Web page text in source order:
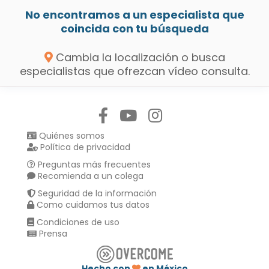
No encontramos a un especialista que
coincida con tu búsqueda
Cambia la localización o busca
especialistas que ofrezcan vídeo consulta.
Quiénes somos
Política de privacidad
Preguntas más frecuentes
Recomienda a un colega
Seguridad de la información
Como cuidamos tus datos
Condiciones de uso
Prensa